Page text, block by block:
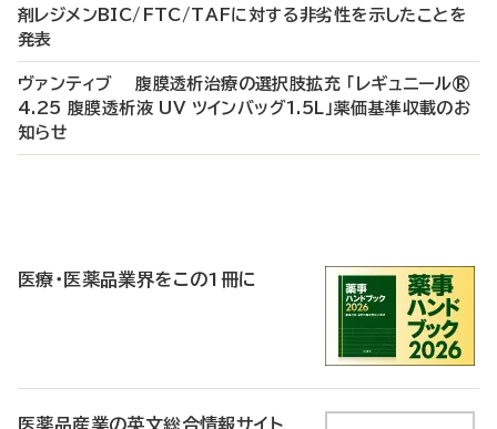
剤レジメンBIC/FTC/TAFに対する非劣性を示したことを
発表
ヴァンティブ 腹膜透析治療の選択肢拡充 「レギュニール®
4.25 腹膜透析液 UV ツインバッグ1.5L」薬価基準収載のお
知らせ
医療・医薬品業界をこの1冊に
医薬品産業の英文総合情報サイト